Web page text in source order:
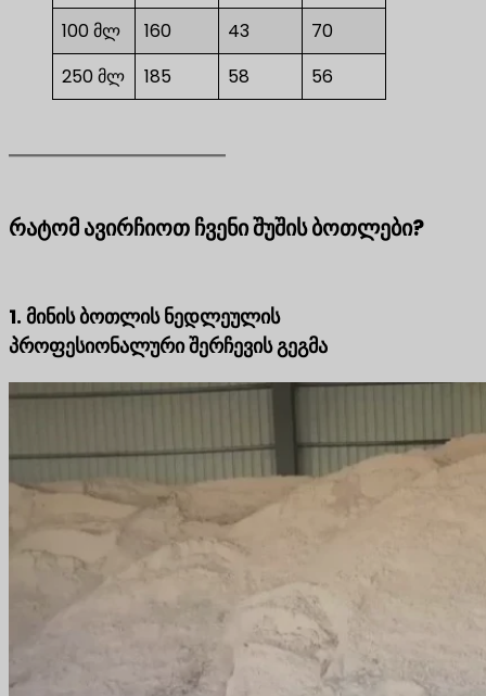
100 მლ
160 43
70
250 მლ
185 58 56
რატომ ავირჩიოთ ჩვენი შუშის ბოთლები?
1. მინის ბოთლის ნედლეულის
პროფესიონალური შერჩევის გეგმა